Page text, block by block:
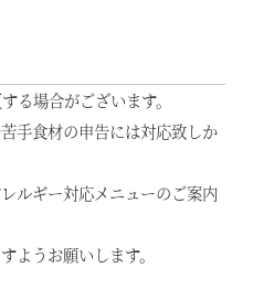
る場合がございます。
手食材の申告には対応致しか
ルギー対応メニューのご案内
ようお願いします。